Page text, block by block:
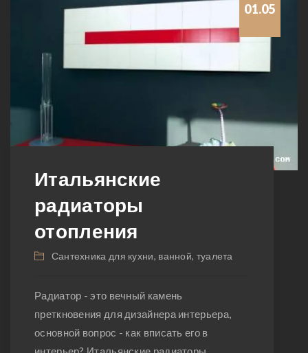
01.05
Итальянские
радиаторы
отопления
Сантехника для кухни, ванной, туалета
Радиатор - это вечный камень
преткновения для дизайнера интерьера,
основной вопрос - как вписать его в